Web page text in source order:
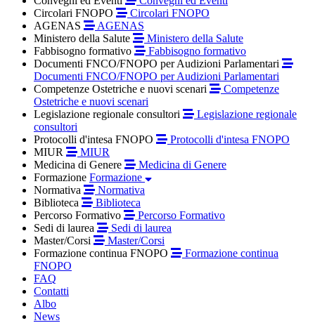
Circolari FNOPO
Circolari FNOPO
AGENAS
AGENAS
Ministero della Salute
Ministero della Salute
Fabbisogno formativo
Fabbisogno formativo
Documenti FNCO/FNOPO per Audizioni Parlamentari
Documenti FNCO/FNOPO per Audizioni Parlamentari
Competenze Ostetriche e nuovi scenari
Competenze
Ostetriche e nuovi scenari
Legislazione regionale consultori
Legislazione regionale
consultori
Protocolli d'intesa FNOPO
Protocolli d'intesa FNOPO
MIUR
MIUR
Medicina di Genere
Medicina di Genere
Formazione Formazione
Normativa
Normativa
Biblioteca
Biblioteca
Percorso Formativo
Percorso Formativo
Sedi di laurea
Sedi di laurea
Master/Corsi
Master/Corsi
Formazione continua FNOPO
Formazione continua
FNOPO
FAQ
Contatti
Albo
News